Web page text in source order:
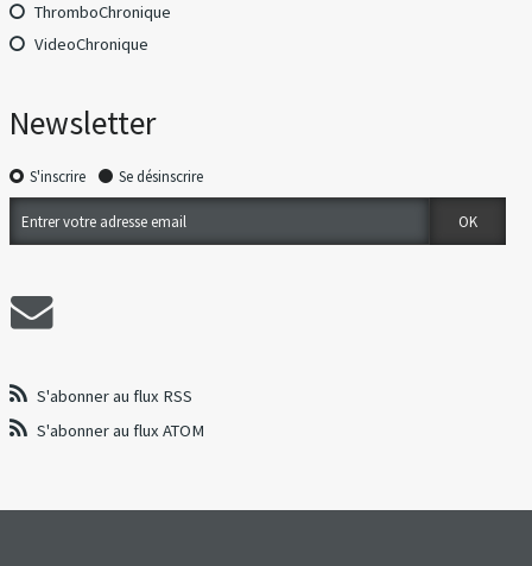
ThromboChronique
VideoChronique
Newsletter
S'inscrire Se désinscrire
S'abonner au flux RSS
S'abonner au flux ATOM